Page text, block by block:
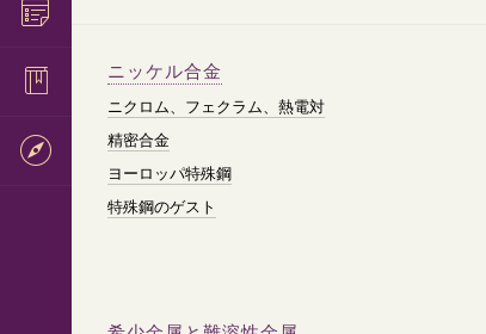
ニッケル合金
ニクロム、フェクラム、熱電対
精密合金
ヨーロッパ特殊鋼
特殊鋼のゲスト